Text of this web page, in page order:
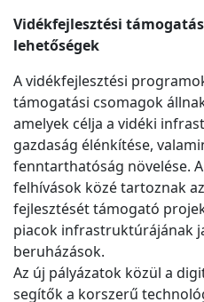
Vidékfejlesztési
lehetőségek
A vidékfejlesztési
támogatási csomagok
amelyek célja a vidéki
gazdaság élénkítése,
fenntarthatóság növelése.
felhívások közé tartoznak
fejlesztését támogató
piacok infrastruktúrájának
beruházások.
Az új pályázatok közül a
segítők a korszerű